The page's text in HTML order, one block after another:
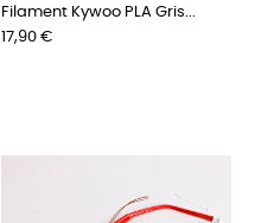
Filament Kywoo PLA Gris...
Preis
17,90 €